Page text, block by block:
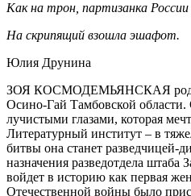
Как на трон, партизанка России
На скрипящий взошла эшафот.
Юлия Друнина
ЗОЯ КОСМОДЕМЬЯНСКАЯ
Осино-Гай Тамбовской
лучистыми глазами, которая
Литературный институт – в
битвы она станет разведчицей-
назначения разведотдела штаба
войдет в историю как первая
Отечественной войны было